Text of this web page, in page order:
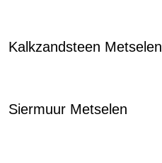
Kalkzandsteen Metselen
Siermuur Metselen